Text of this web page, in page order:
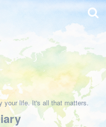
your life. It's all that matters.